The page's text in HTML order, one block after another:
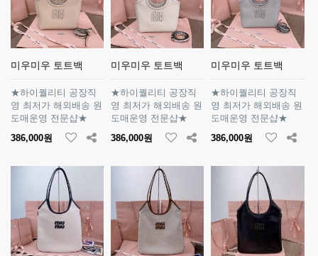
미우미우 토트백
★하이퀄리티 공장직
영 최저가 해외배송 원
도매운영 전문샵★
386,000원
미우미우 토트백
★하이퀄리티 공장직
영 최저가 해외배송 원
도매운영 전문샵★
386,000원
미우미우 토트백
★하이퀄리티 공장직
영 최저가 해외배송 원
도매운영 전문샵★
386,000원